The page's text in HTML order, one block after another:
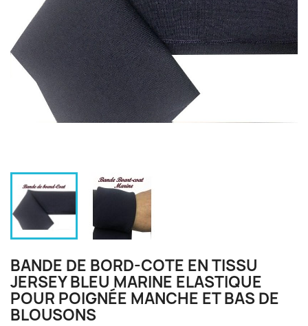
BANDE DE BORD-COTE EN TISSU
JERSEY BLEU MARINE ELASTIQUE
POUR POIGNÉE MANCHE ET BAS DE
BLOUSONS